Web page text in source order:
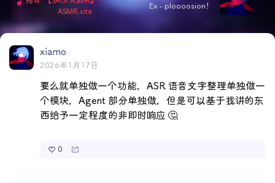
Ex - ploooosion！
ASMR.site
xiamo
2026年1月17日
要么就单独做一个功能，ASR 语音文字整理单独做一
个模块，Agent 部分单独做，但是可以基于我讲的东
西给予一定程度的非即时响应 🤔
0